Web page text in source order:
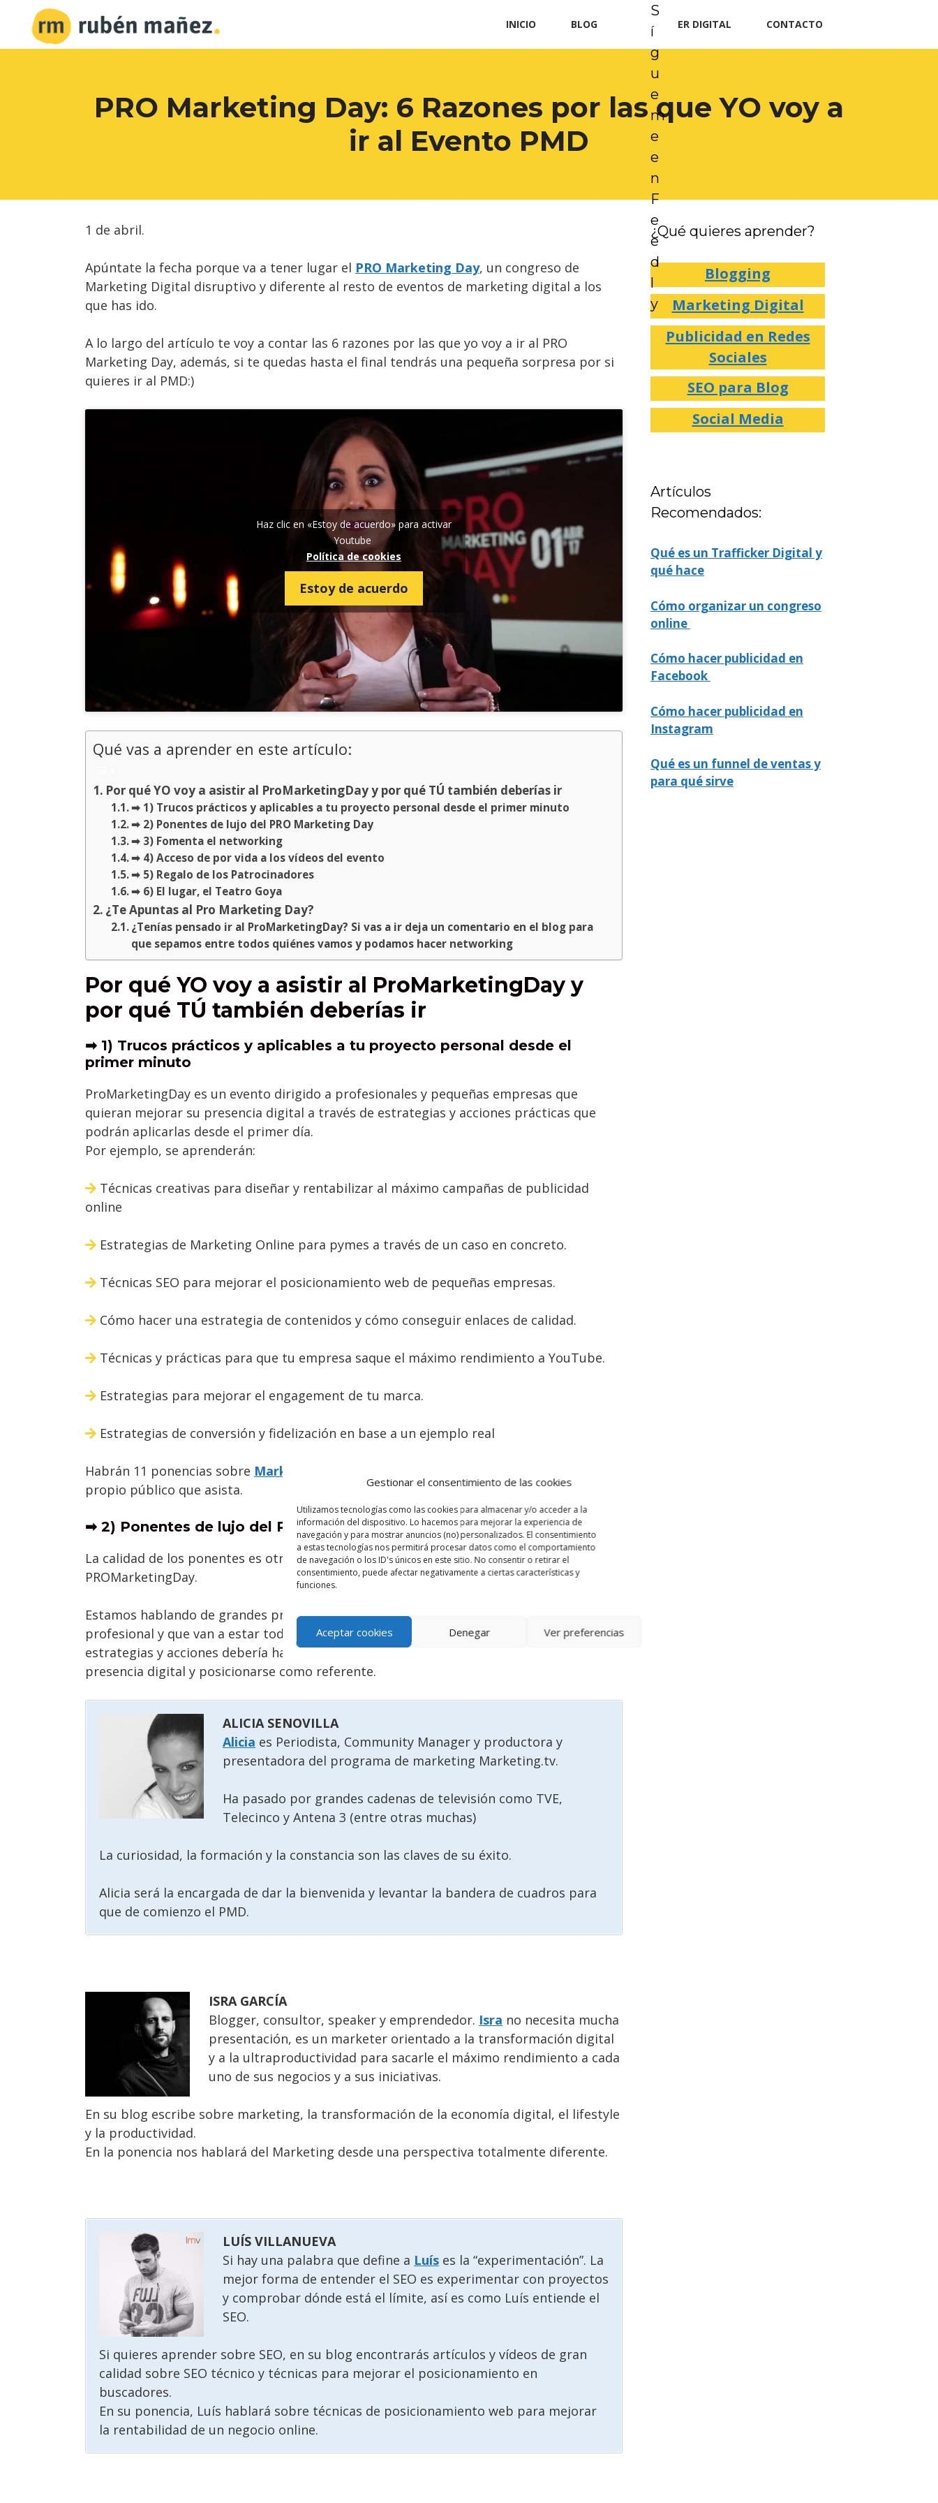
Gestionar el consentimiento de las cookies
Utilizamos tecnologías como las cookies para almacenar y/o acceder a la
información del dispositivo. Lo hacemos para mejorar la experiencia de
navegación y para mostrar anuncios (no) personalizados. El consentimiento
a estas tecnologías nos permitirá procesar datos como el comportamiento
de navegación o los ID's únicos en este sitio. No consentir o retirar el
consentimiento, puede afectar negativamente a ciertas características y
funciones.
Aceptar cookies Denegar Ver preferencias
INICIO BLOG TRAFFICKER DIGITAL CONTACTO
PRO Marketing Day: 6 Razones por las que YO voy a
ir al Evento PMD
1 de abril.
Apúntate la fecha porque va a tener lugar el PRO Marketing Day, un congreso de
Marketing Digital disruptivo y diferente al resto de eventos de marketing digital a los
que has ido.
A lo largo del artículo te voy a contar las 6 razones por las que yo voy a ir al PRO
Marketing Day, además, si te quedas hasta el final tendrás una pequeña sorpresa por si
quieres ir al PMD:)
Haz clic en «Estoy de acuerdo» para activar
Youtube
Política de cookies
Estoy de acuerdo
Qué vas a aprender en este artículo:
Por qué YO voy a asistir al ProMarketingDay y por qué TÚ también deberías ir
➡ 1) Trucos prácticos y aplicables a tu proyecto personal desde el primer minuto
➡ 2) Ponentes de lujo del PRO Marketing Day
➡ 3) Fomenta el networking
➡ 4) Acceso de por vida a los vídeos del evento
➡ 5) Regalo de los Patrocinadores
➡ 6) El lugar, el Teatro Goya
¿Te Apuntas al Pro Marketing Day?
¿Tenías pensado ir al ProMarketingDay? Si vas a ir deja un comentario en el blog para
que sepamos entre todos quiénes vamos y podamos hacer networking
Por qué YO voy a asistir al ProMarketingDay y
por qué TÚ también deberías ir
➡ 1) Trucos prácticos y aplicables a tu proyecto personal desde el
primer minuto
ProMarketingDay es un evento dirigido a profesionales y pequeñas empresas que
quieran mejorar su presencia digital a través de estrategias y acciones prácticas que
podrán aplicarlas desde el primer día.
Por ejemplo, se aprenderán:
Técnicas creativas para diseñar y rentabilizar al máximo campañas de publicidad
online
Estrategias de Marketing Online para pymes a través de un caso en concreto.
Técnicas SEO para mejorar el posicionamiento web de pequeñas empresas.
Cómo hacer una estrategia de contenidos y cómo conseguir enlaces de calidad.
Técnicas y prácticas para que tu empresa saque el máximo rendimiento a YouTube.
Estrategias para mejorar el engagement de tu marca.
Estrategias de conversión y fidelización en base a un ejemplo real
Habrán 11 ponencias sobre Marketing Digital
propio público que asista.
➡ 2) Ponentes de lujo del PRO Marketing Day
La calidad de los ponentes es otra de las grandes razones para asistir al
PROMarketingDay.
Estamos hablando de grandes profesionales reconocidos en el sector por su trayectoria
profesional y que van a estar todos reunidos explicando de forma práctica qué
estrategias y acciones debería hacer una pyme o profesional para potenciar su
presencia digital y posicionarse como referente.
ALICIA SENOVILLA
Alicia es Periodista, Community Manager y productora y
presentadora del programa de marketing Marketing.tv.
Ha pasado por grandes cadenas de televisión como TVE,
Telecinco y Antena 3 (entre otras muchas)
La curiosidad, la formación y la constancia son las claves de su éxito.
Alicia será la encargada de dar la bienvenida y levantar la bandera de cuadros para
que de comienzo el PMD.
ISRA GARCÍA
Blogger, consultor, speaker y emprendedor. Isra no necesita mucha
presentación, es un marketer orientado a la transformación digital
y a la ultraproductividad para sacarle el máximo rendimiento a cada
uno de sus negocios y a sus iniciativas.
En su blog escribe sobre marketing, la transformación de la economía digital, el lifestyle
y la productividad.
En la ponencia nos hablará del Marketing desde una perspectiva totalmente diferente.
LUÍS VILLANUEVA
Si hay una palabra que define a Luís es la “experimentación”. La
mejor forma de entender el SEO es experimentar con proyectos
y comprobar dónde está el límite, así es como Luís entiende el
SEO.
Si quieres aprender sobre SEO, en su blog encontrarás artículos y vídeos de gran
calidad sobre SEO técnico y técnicas para mejorar el posicionamiento en
buscadores.
En su ponencia, Luís hablará sobre técnicas de posicionamiento web para mejorar
la rentabilidad de un negocio online.
¿Qué quieres aprender?
Blogging
Marketing Digital
Publicidad en Redes
Sociales
SEO para Blog
Social Media
Artículos
Recomendados:
Qué es un Trafficker Digital y
qué hace
Cómo organizar un congreso
online
Cómo hacer publicidad en
Facebook
Cómo hacer publicidad en
Instagram
Qué es un funnel de ventas y
para qué sirve
S
í
g
u
e
m
e
e
n
F
e
e
d
l
y